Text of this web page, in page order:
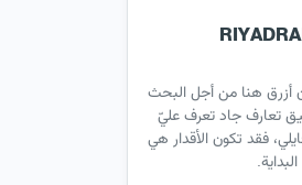
أزرق هنا من أجل البحث
تعارف جاد تعرف عليّ
فقد تكون الأقدار هي
البداية.